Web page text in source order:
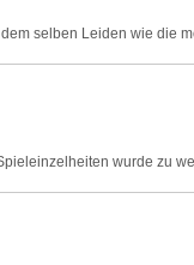
selben Leiden wie die
wurde zu